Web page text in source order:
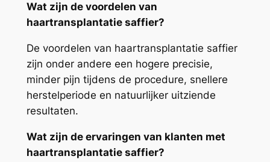
Wat zijn de voordelen van
haartransplantatie saffier?
De voordelen van haartransplantatie saffier
zijn onder andere een hogere precisie,
minder pijn tijdens de procedure, snellere
herstelperiode en natuurlijker uitziende
resultaten.
Wat zijn de ervaringen van klanten met
haartransplantatie saffier?